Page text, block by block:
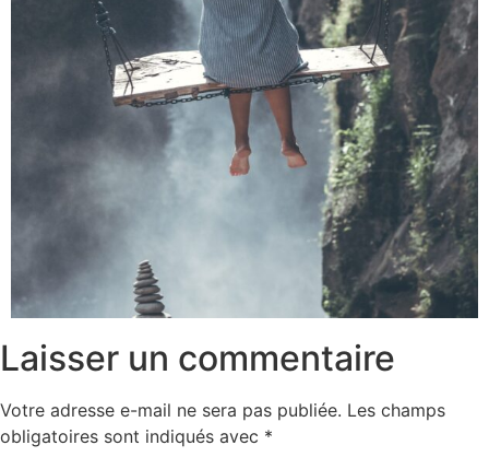
Laisser un commentaire
Votre adresse e-mail ne sera pas publiée. Les champs
obligatoires sont indiqués avec *